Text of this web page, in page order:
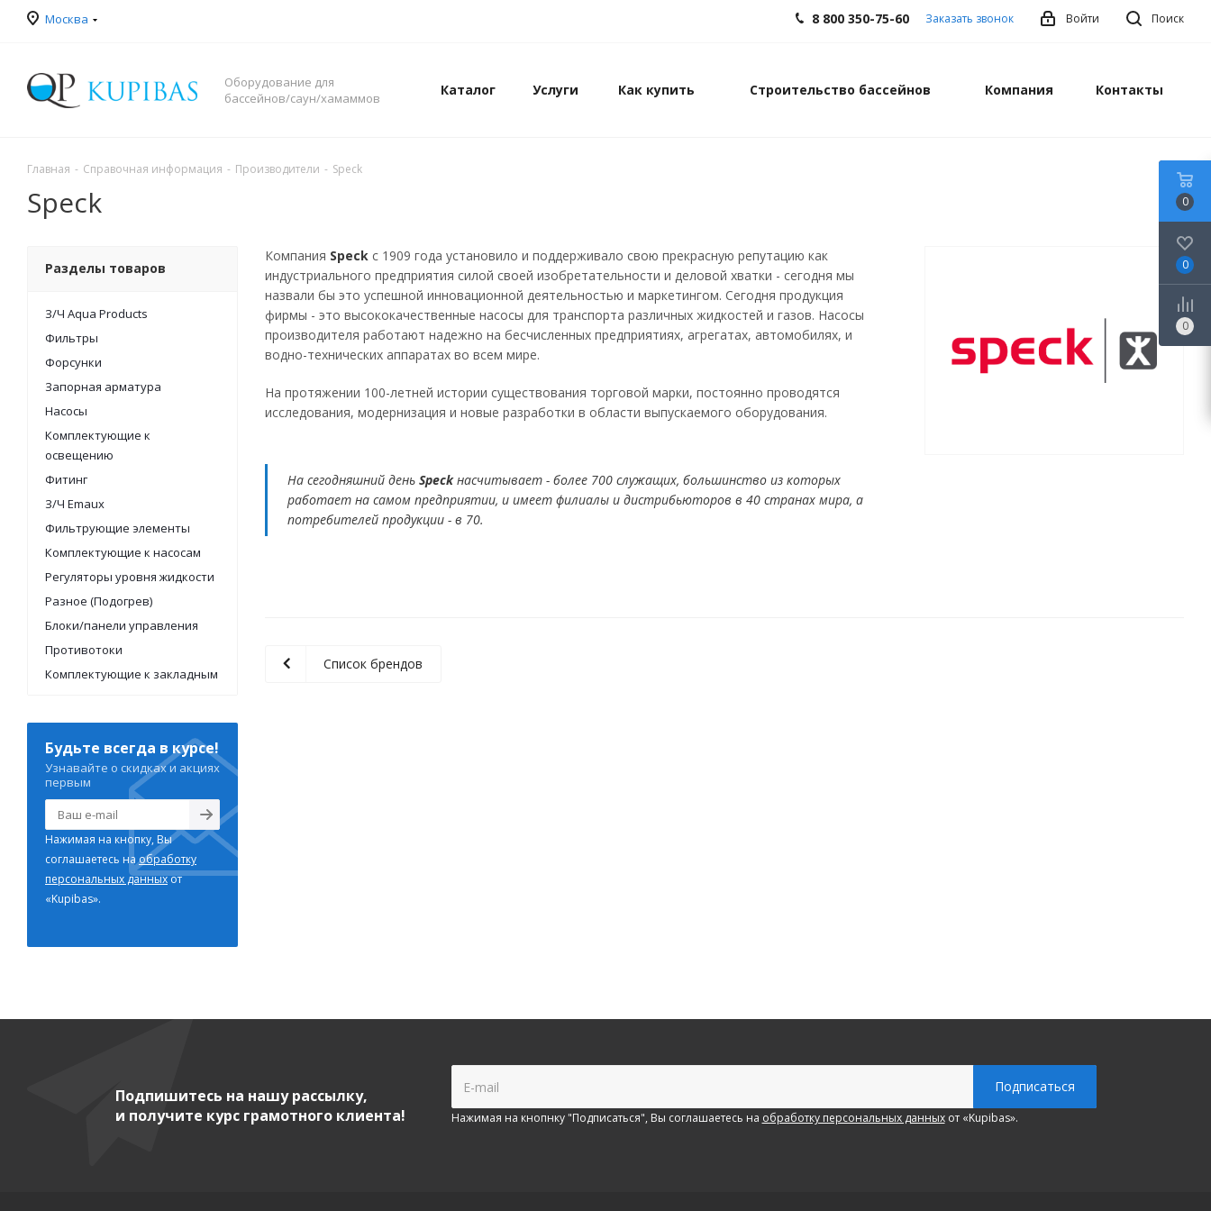
Москва Поиск
Войти
8 800 350-75-60 Заказать звонок
Оборудование для
бассейнов/саун/хамаммов
Каталог Услуги Как купить Строительство бассейнов Компания Контакты
Главная - Справочная информация - Производители - Speck
Speck
Компания Speck с 1909 года установило и поддерживало свою прекрасную репутацию как
индустриального предприятия силой своей изобретательности и деловой хватки - сегодня мы
назвали бы это успешной инновационной деятельностью и маркетингом. Сегодня продукция
фирмы - это высококачественные насосы для транспорта различных жидкостей и газов. Насосы
производителя работают надежно на бесчисленных предприятиях, агрегатах, автомобилях, и
водно-технических аппаратах во всем мире.
На протяжении 100-летней истории существования торговой марки, постоянно проводятся
исследования, модернизация и новые разработки в области выпускаемого оборудования.
На сегодняшний день Speckнасчитывает - более 700 служащих, большинство из которых
работает на самом предприятии, и имеет филиалы и дистрибьюторов в 40 странах мира, а
потребителей продукции - в 70.
Список брендов
Разделы товаров
З/Ч Aqua Products
Фильтры
Форсунки
Запорная арматура
Насосы
Комплектующие к
освещению
Фитинг
З/Ч Emaux
Фильтрующие элементы
Комплектующие к насосам
Регуляторы уровня жидкости
Разное (Подогрев)
Блоки/панели управления
Противотоки
Комплектующие к закладным
Будьте всегда в курсе!
Узнавайте о скидках и акциях
первым
Нажимая на кнопку, Вы
соглашаетесь наобработку
персональных данныхот
«Kupibas».
Подпишитесь на нашу рассылку,
и получите курс грамотного клиента!
Нажимая на кнопнку "Подписаться", Вы соглашаетесь на обработку персональных данныхот «Kupibas».
0
0
0